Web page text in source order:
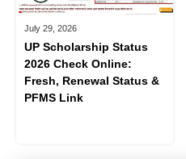
July 29, 2026
UP Scholarship Status
2026 Check Online:
Fresh, Renewal Status &
PFMS Link